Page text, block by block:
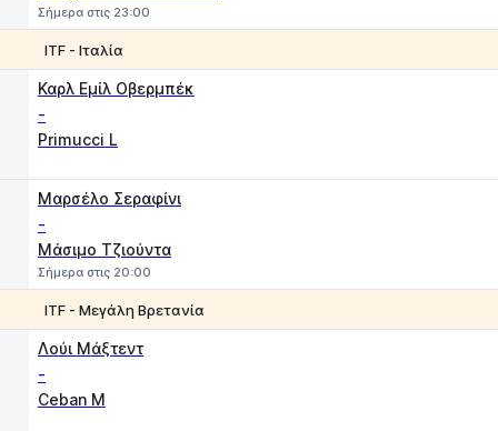
Σήμερα στις 23:00
ITF - Ιταλία
Καρλ Εμίλ Οβερμπέκ
-
Primucci L
Μαρσέλο Σεραφίνι
-
Μάσιμο Τζιούντα
Σήμερα στις 20:00
ITF - Μεγάλη Βρετανία
Λούι Μάξτεντ
-
Ceban M